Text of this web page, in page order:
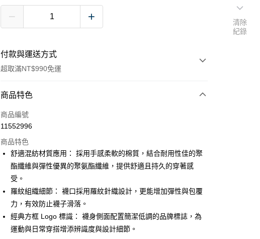
付款與運送方式
超取滿NT$990免運
付款方式
信用卡一次付款
LINE Pay
Apple Pay
運送方式
全家取貨付款<未取貨列黑名單/不支援離島取退>
每筆NT$60，滿NT$990(含以上)免運費
商品特色
商品編號
11552996
商品特色
舒適混紡材質應用： 採用手感柔軟的棉質，結合耐用性佳的聚
酯纖維與彈性優異的聚氨酯纖維，提供舒適且持久的穿著感
受。
羅紋組織細節： 襪口採用羅紋針織設計，更能增加彈性與包覆
力，有效防止襪子滑落。
經典方框 Logo 標識： 襪身側面配置簡潔低調的品牌標誌，為
運動與日常穿搭增添辨識度與設計細節。
清除
紀錄